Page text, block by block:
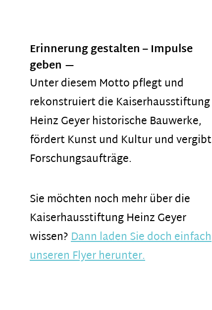
Erinnerung gestalten – Impulse
geben
Unter diesem Motto pflegt und
rekonstruiert die Kaiserhausstiftung
Heinz Geyer historische Bauwerke,
fördert Kunst und Kultur und vergibt
Forschungsaufträge.
Sie möchten noch mehr über die
Kaiserhausstiftung Heinz Geyer
wissen?Dann laden Sie doch einfach
unseren Flyer herunter.